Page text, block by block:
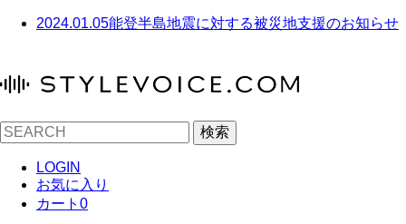
2024.01.05能登半島地震に対する被災地支援のお知らせ
検索
LOGIN
お気に入り
カート 0